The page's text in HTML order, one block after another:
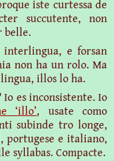
iste curtessa de
succutente, non
belle.
e forsan
non ha un rolo. Ma
illos lo ha.
es inconsistente. Io
‘illo’, usate como
subinde tro longe,
portugese e italiano,
syllabas. Compacte.